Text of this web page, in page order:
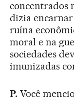
concentrados
dizia
ruína
moral e na
sociedades
imunizadas
P.Você